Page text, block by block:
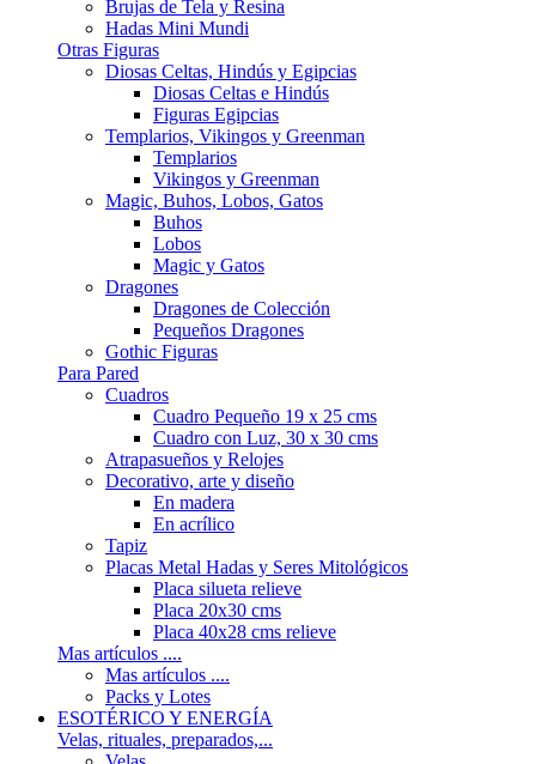
Brujas de Tela y Resina
Hadas Mini Mundi
Otras Figuras
Diosas Celtas, Hindús y Egipcias
Diosas Celtas e Hindús
Figuras Egipcias
Templarios, Vikingos y Greenman
Templarios
Vikingos y Greenman
Magic, Buhos, Lobos, Gatos
Buhos
Lobos
Magic y Gatos
Dragones
Dragones de Colección
Pequeños Dragones
Gothic Figuras
Para Pared
Cuadros
Cuadro Pequeño 19 x 25 cms
Cuadro con Luz, 30 x 30 cms
Atrapasueños y Relojes
Decorativo, arte y diseño
En madera
En acrílico
Tapiz
Placas Metal Hadas y Seres Mitológicos
Placa silueta relieve
Placa 20x30 cms
Placa 40x28 cms relieve
Mas artículos ....
Mas artículos ....
Packs y Lotes
ESOTÉRICO Y ENERGÍA
Velas, rituales, preparados,...